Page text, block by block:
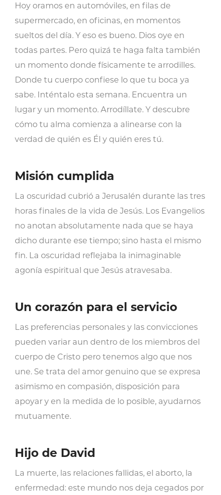
Hoy oramos en automóviles, en filas de
supermercado, en oficinas, en momentos
sueltos del día. Y eso es bueno. Dios oye en
todas partes. Pero quizá te haga falta también
un momento donde físicamente te arrodilles.
Donde tu cuerpo confiese lo que tu boca ya
sabe. Inténtalo esta semana. Encuentra un
lugar y un momento. Arrodíllate. Y descubre
cómo tu alma comienza a alinearse con la
verdad de quién es Él y quién eres tú.
Misión cumplida
La oscuridad cubrió a Jerusalén durante las tres
horas finales de la vida de Jesús. Los Evangelios
no anotan absolutamente nada que se haya
dicho durante ese tiempo; sino hasta el mismo
fin. La oscuridad reflejaba la inimaginable
agonía espiritual que Jesús atravesaba.
Un corazón para el servicio
Las preferencias personales y las convicciones
pueden variar aun dentro de los miembros del
cuerpo de Cristo pero tenemos algo que nos
une. Se trata del amor genuino que se expresa
asimismo en compasión, disposición para
apoyar y en la medida de lo posible, ayudarnos
mutuamente.
Hijo de David
La muerte, las relaciones fallidas, el aborto, la
enfermedad: este mundo nos deja cegados por